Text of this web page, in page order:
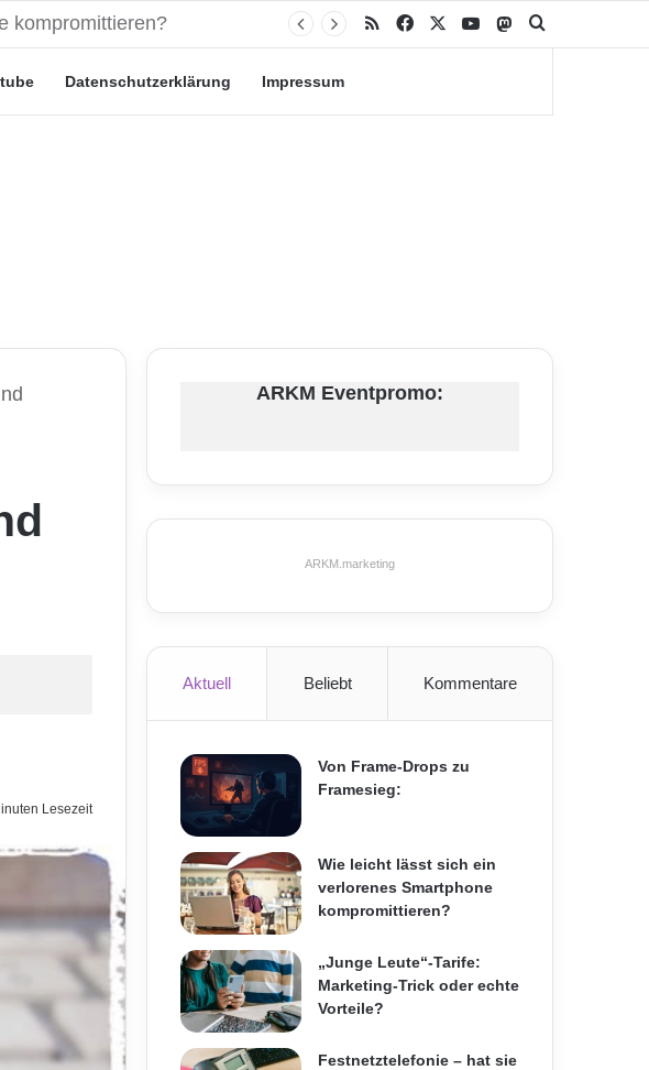
Vorteile? RSS Facebook YouTubeMastodon
Datenschutzerklärung Impressum
Lesezeit
ARKM Eventpromo:
ARKM.marketing
Aktuell Beliebt Kommentare
Von Frame-Drops zu
Framesieg:
Wie leicht lässt sich ein
verlorenes Smartphone
kompromittieren?
„Junge Leute“-Tarife:
Marketing-Trick oder echte
Vorteile?
Festnetztelefonie – hat sie